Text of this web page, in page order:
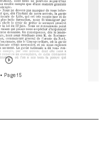
• Page 15